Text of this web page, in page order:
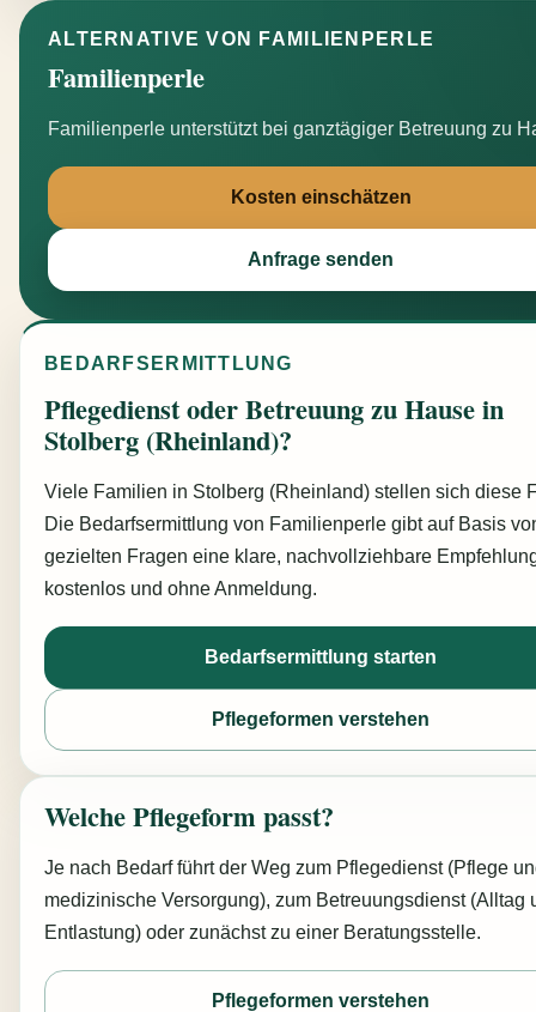
ALTERNATIVE VON FAMILIENPERLE
Familienperle
Familienperle unterstützt bei ganztägiger Betreuung zu
Kosten einschätzen
Anfrage senden
BEDARFSERMITTLUNG
Pflegedienst oder Betreuung zu Hause in
Stolberg (Rheinland)?
Viele Familien in Stolberg (Rheinland) stellen sich diese
Die Bedarfsermittlung von Familienperle gibt auf Basis
gezielten Fragen eine klare, nachvollziehbare
kostenlos und ohne Anmeldung.
Bedarfsermittlung starten
Pflegeformen verstehen
Welche Pflegeform passt?
Je nach Bedarf führt der Weg zum Pflegedienst (Pflege
medizinische Versorgung), zum Betreuungsdienst (Alltag
Entlastung) oder zunächst zu einer Beratungsstelle.
Pflegeformen verstehen